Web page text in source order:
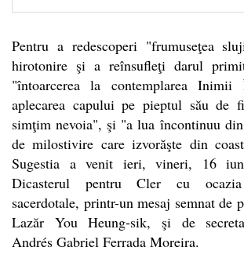
Pentru a redescoperi "frumuseţea
hirotonire şi a reînsufleţi darul
"întoarcerea la contemplarea Inimii
aplecarea capului pe pieptul său de
simţim nevoia", şi "a lua încontinuu
de milostivire care izvorăşte din
Sugestia a venit ieri, vineri, 16
Dicasterul pentru Cler cu
sacerdotale, printr-un mesaj semnat de
Lazăr You Heung-sik, şi de
Andrés Gabriel Ferrada Moreira.